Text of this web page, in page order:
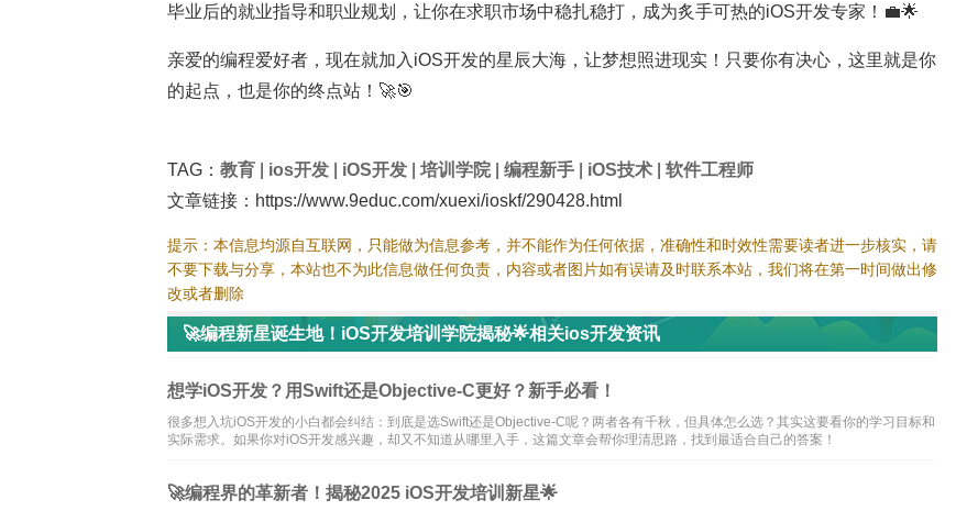
毕业后的就业指导和职业规划，让你在求职市场中稳扎稳打，成为炙手可热的iOS开发专家！💼🌟
亲爱的编程爱好者，现在就加入iOS开发的星辰大海，让梦想照进现实！只要你有决心，这里就是你
的起点，也是你的终点站！🚀🎯
TAG： 教育 ios开发 iOS开发 培训学院| 编程新手 iOS技术
软件工程师
文章链接：https://www.9educ.com/xuexi/ioskf/290428.html
提示：本信息均源自互联网，只能做为信息参考，并不能作为任何依据，准确性和时效性需要读者进一步核实，请
不要下载与分享，本站也不为此信息做任何负责，内容或者图片如有误请及时联系本站，我们将在第一时间做出修
改或者删除
🚀编程新星诞生地！iOS开发培训学院揭秘🌟相关ios开发资讯
想学iOS开发？用Swift还是Objective-C更好？新手必看！
很多想入坑iOS开发的小白都会纠结：到底是选Swift还是Objective-C呢？两者各有千秋，但具体怎么选？其实这要看你的学习目标和
实际需求。如果你对iOS开发感兴趣，却又不知道从哪里入手，这篇文章会帮你理清思路，找到最适合自己的答案！
🚀编程界的革新者！揭秘2025 iOS开发培训新星🌟